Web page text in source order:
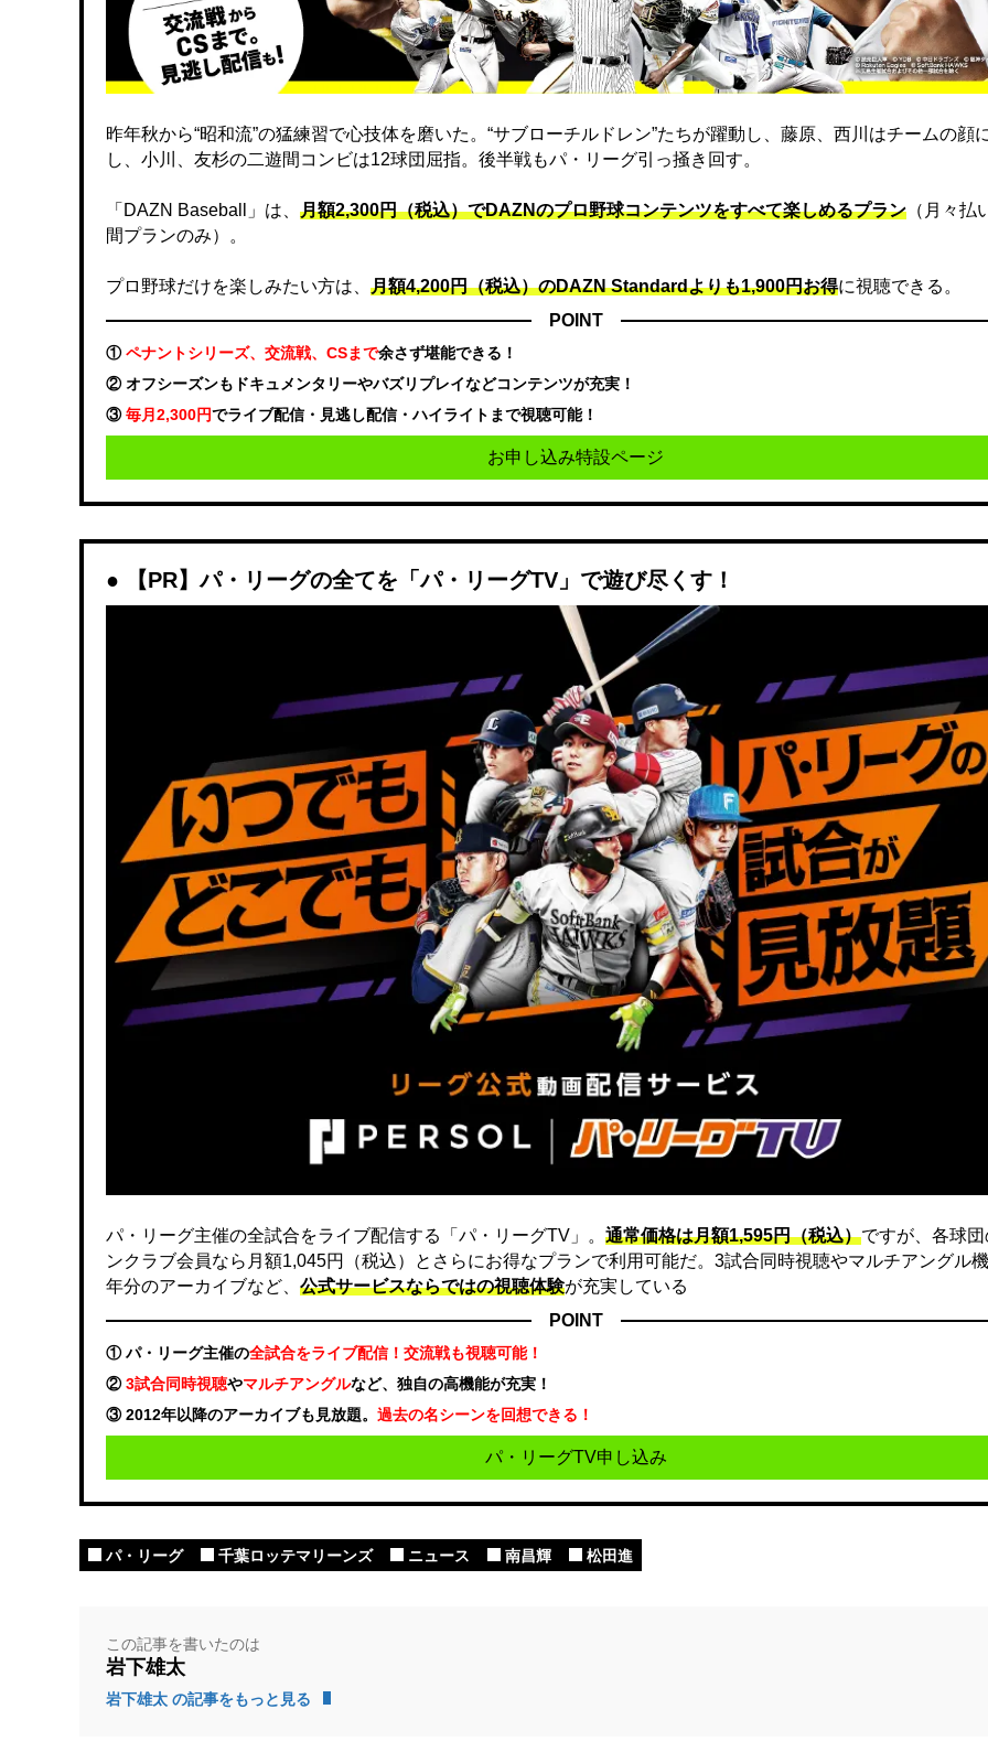
昨年秋から“昭和流”の猛練習で心技体を磨いた。“サブローチルドレン”たちが躍動し、藤原、西川はチームの顔
し、小川、友杉の二遊間コンビは12球団屈指。後半戦もパ・リーグ引っ掻き回す。
「DAZN Baseball」は、 月額2,300円（税込）でDAZNのプロ野球コンテンツをすべて楽しめるプラン （月々払
間プランのみ）。
プロ野球だけを楽しみたい方は、 月額4,200円（税込）のDAZN Standard​よりも1,900円お得に視聴できる。
POINT
①ペナントシリーズ、交流戦、CSまで余さず堪能できる！
② オフシーズンもドキュメンタリーやバズリプレイなどコンテンツが充実！
③毎月2,300円でライブ配信・見逃し配信・ハイライトまで視聴可能！
お申し込み特設ページ
【PR】パ・リーグの全てを「パ・リーグTV」で遊び尽くす！
パ・リーグ主催の全試合をライブ配信する「パ・リーグTV」。 通常価格は月額1,595円（税込）ですが、各球
ンクラブ会員なら月額1,045円（税込）とさらにお得なプランで利用可能だ。3試合同時視聴やマルチアングル
年分のアーカイブなど、 公式サービスならではの視聴体験が充実している
POINT
① パ・リーグ主催の全試合をライブ配信！交流戦も視聴可能！
②3試合同時視聴やマルチアングルなど、独自の高機能が充実！
③ 2012年以降のアーカイブも見放題。 過去の名シーンを回想できる！
パ・リーグTV申し込み
パ・リーグ 千葉ロッテマリーンズ ニュース 南昌輝 松田進
この記事を書いたのは
岩下雄太
岩下雄太 の記事をもっと見る